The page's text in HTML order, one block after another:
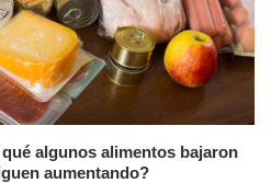
algunos alimentos bajaron
aumentando?